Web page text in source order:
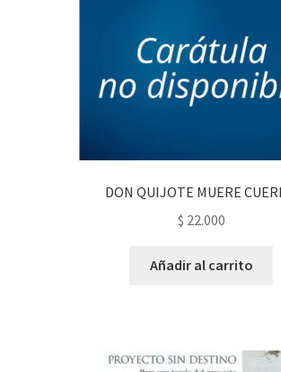
DON QUIJOTE MUERE
$ 22.000
Añadir al carrito